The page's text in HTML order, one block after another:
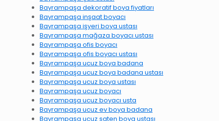
Bayrampaşa dekoratif boya fiyatları
Bayrampaşa inşaat boyacı
Bayrampaşa işyeri boya ustası
Bayrampaşa mağaza boyacı ustası
Bayrampaşa ofis boyacı
Bayrampaşa ofis boyacı ustası
Bayrampaşa ucuz boya badana
Bayrampaşa ucuz boya badana ustası
Bayrampaşa ucuz boya ustası
Bayrampaşa ucuz boyacı
Bayrampaşa ucuz boyacı usta
Bayrampaşa ucuz ev boya badana
Bayrampaşa ucuz saten boya ustası